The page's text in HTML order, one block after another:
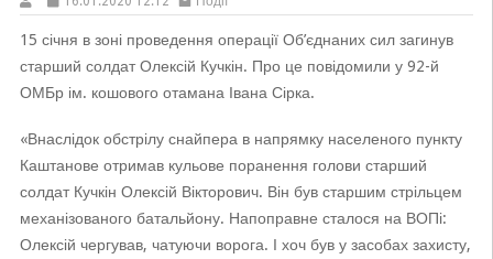
15 січня в зоні проведення операції Об’єднаних сил загинув
старший солдат Олексій Кучкін. Про це повідомили у 92-й
ОМБр ім. кошового отамана Івана Сірка.
«Внаслідок обстрілу снайпера в напрямку населеного пункту
Каштанове отримав кульове поранення голови старший
солдат Кучкін Олексій Вікторович. Він був старшим стрільцем
механізованого батальйону. Напоправне сталося на ВОПі:
Олексій чергував, чатуючи ворога. І хоч був у засобах захисту,